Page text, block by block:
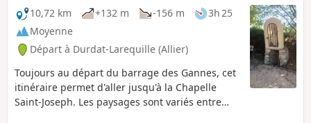
10,72 km
+132 m -156 m
3h 25
Moyenne
Départ à Durdat-Larequille (Allier)
Toujours au départ du barrage des Gannes, cet
itinéraire permet d'aller jusqu'à la Chapelle
Saint-Joseph. Les paysages sont variés entre